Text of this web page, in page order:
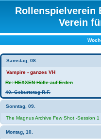
Rollenspielverein
Verein
Samstag, 08.
Vampire - ganzes VH
Re: HEXXEN Hölle auf Erden
40. Geburtstag R.F.
Sonntag, 09.
The Magnus Archive Few Shot -Session 1
Montag, 10.